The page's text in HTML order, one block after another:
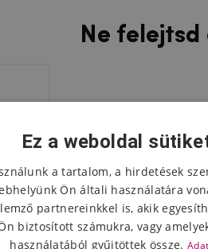
Ne felejtsd
Ez a weboldal
a tartalom, a hirdetések
Ön általi használatára
partnereinkkel is, akik
biztosított számukra, vagy
használatából gyűjtöttek össze.